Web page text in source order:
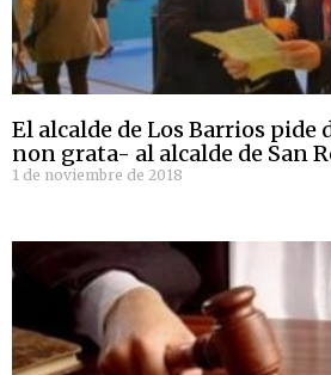
El alcalde de Los Barrios pide
non grata- al alcalde de San
1 de noviembre de 2018